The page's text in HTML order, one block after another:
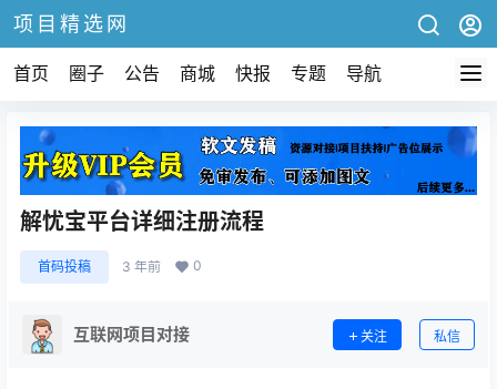
项目精选网
首页 圈子 公告 商城 快报 专题 导航
解忧宝平台详细注册流程
首码投稿 3 年前 0
互联网项目对接 关注 私信